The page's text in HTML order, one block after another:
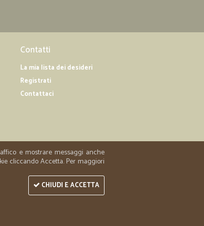
Contatti
La mia lista dei desideri
Registrati
Contattaci
e mostrare messaggi anche
cliccando Accetta. Per maggiori
CHIUDI E ACCETTA